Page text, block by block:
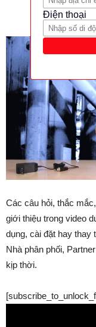
Các câu hỏi, thắc
giới thiệu trong video
dụng, cài đặt hay thay
Nhà phân phối,
kịp thời.